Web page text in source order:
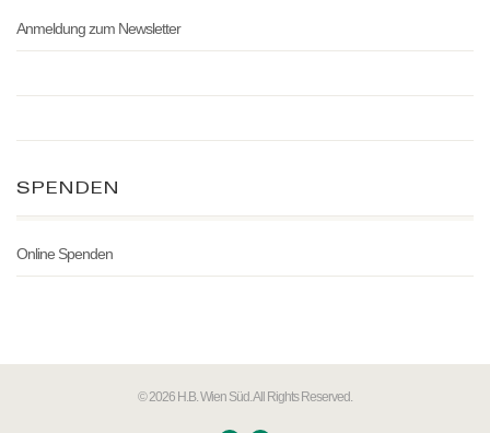
Anmeldung zum Newsletter
SPENDEN
Online Spenden
© 2026 H.B. Wien Süd. All Rights Reserved.